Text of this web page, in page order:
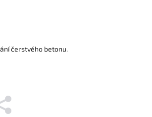
čerstvého betonu.